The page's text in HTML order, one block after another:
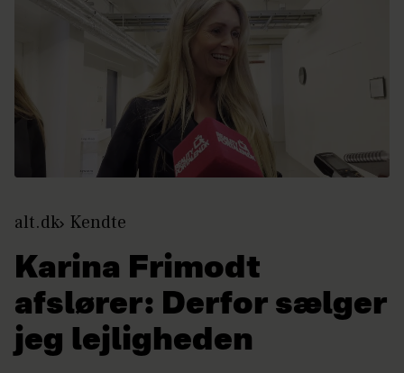
alt.dk Kendte
Karina Frimodt
afslører: Derfor sælger
jeg lejligheden